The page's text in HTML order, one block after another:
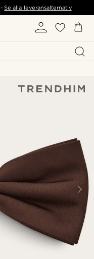
-Se alla leveransalternativ